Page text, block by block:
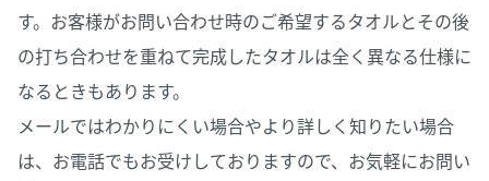
す。お客様がお問い合わせ時のご希望するタオルとその後
の打ち合わせを重ねて完成したタオルは全く異なる仕様に
なるときもあります。
メールではわかりにくい場合やより詳しく知りたい場合
は、お電話でもお受けしておりますので、お気軽にお問い